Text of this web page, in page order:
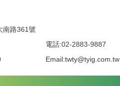
南路361號
電話:02-2883-9887
Email:twty@tyig.com.tw